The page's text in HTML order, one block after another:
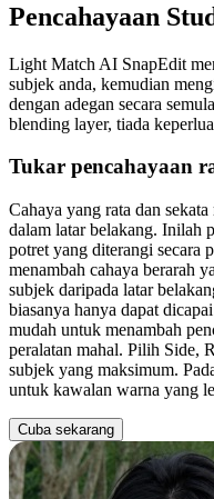
Pencahayaan
Light Match AI SnapEdit
subjek anda, kemudian
dengan adegan secara
blending layer, tiada
Tukar pencahayaan
Cahaya yang rata dan
dalam latar belakang. Inilah
potret yang diterangi secara
menambah cahaya berarah
subjek daripada latar
biasanya hanya dapat
mudah untuk menambah
peralatan mahal. Pilih Side,
subjek yang maksimum.
untuk kawalan warna yang
Cuba sekarang